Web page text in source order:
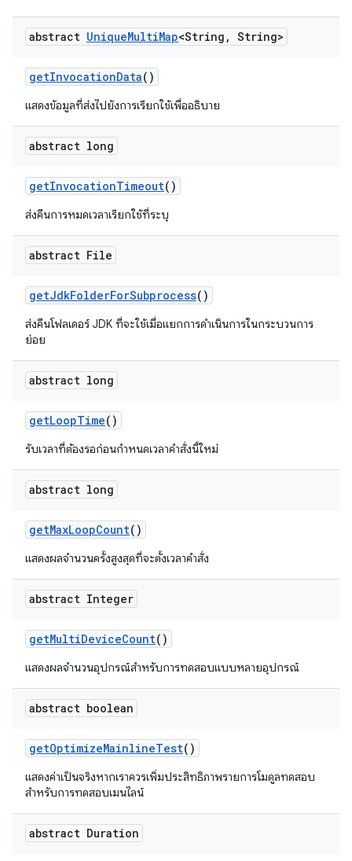
abstract UniqueMultiMap<String , String>
getInvocationData()
แสดงข้อมูลที่ส่งไปยังการเรียกใช้เพื่ออธิบาย
abstract long
getInvocationTimeout()
ส่งคืนการหมดเวลาเรียกใช้ที่ระบุ
abstract File
getJdkFolderForSubprocess()
ส่งคืนโฟลเดอร์ JDK ที่จะใช้เมื่อแยกการดำเนินการในกระบวนการ
ย่อย
abstract long
getLoopTime()
รับเวลาที่ต้องรอก่อนกำหนดเวลาคำสั่งนี้ใหม่
abstract long
getMaxLoopCount()
แสดงผลจำนวนครั้งสูงสุดที่จะตั้งเวลาคำสั่ง
abstract Integer
getMultiDeviceCount()
แสดงผลจำนวนอุปกรณ์สำหรับการทดสอบแบบหลายอุปกรณ์
abstract boolean
getOptimizeMainlineTest()
แสดงค่าเป็นจริงหากเราควรเพิ่มประสิทธิภาพรายการโมดูลทดสอบ
สำหรับการทดสอบเมนไลน์
abstract Duration